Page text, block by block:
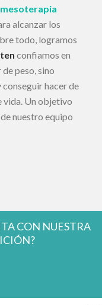
alcanzar los
todo, logramos
confiamos en
peso, sino
conseguir hacer de
vida. Un objetivo
nuestro equipo
CON NUESTRA